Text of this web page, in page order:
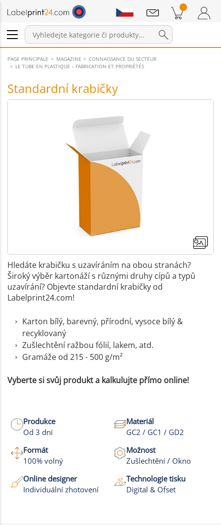
Přihlášení / Registrace
Položky v košíku Nákupní Košík
Sdělení
PAGE PRINCIPALE MAGAZINE
CONNAISSANCE DU SECTEUR
LE TUBE EN PLASTIQUE – FABRICATION ET PROPRIÉTÉS
Standardní krabičky
Hledáte krabičku s uzavíráním na obou stranách?
Široký výběr kartonáží s různými druhy cípů a typů
uzavírání? Objevte standardní krabičky od
Labelprint24.com!
Karton bílý, barevný, přírodní, vysoce bílý &
recyklovaný
Zušlechtění ražbou fólií, lakem, atd.
Gramáže od 215 - 500 g/m²
Vyberte si svůj produkt a kalkulujte přímo online!
Produkce
Od 3 dní
Materiál
GC2 / GC1 / GD2
Formát
100% volný
Možnost
Zušlechtění / Okno
Online designer
Individuální zhotovení
Technologie tisku
Digital & Ofset